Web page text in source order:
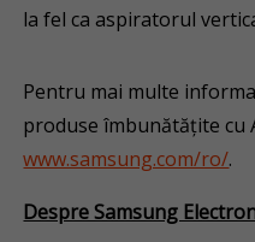
la fel ca aspiratorul
Pentru mai multe
produse îmbunătățite cu
www.samsung.com/ro/.
Despre Samsung